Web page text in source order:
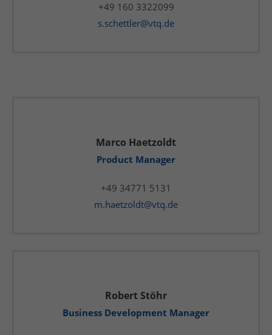
+49 160 3322099
s.schettler@vtq.de
Marco Haetzoldt
Product Manager
+49 34771 5131
m.haetzoldt@vtq.de
Robert Stöhr
Business Development Manager